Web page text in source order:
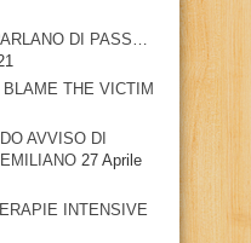
DI PASS…
THE VICTIM
AVVISO DI
27 Aprile
INTENSIVE